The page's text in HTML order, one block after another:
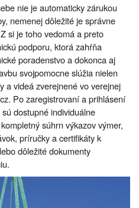
nie je automaticky zárukou
nemenej dôležité je správne
si je toho vedomá a preto
podporu, ktorá zahŕňa
poradenstvo a dokonca aj
svojpomocne slúžia nielen
a videá zverejnené vo verejnej
Po zaregistrovaní a prihlásení
dostupné individuálne
súhrn výkazov výmer,
príručky a certifikáty k
dôležité dokumenty